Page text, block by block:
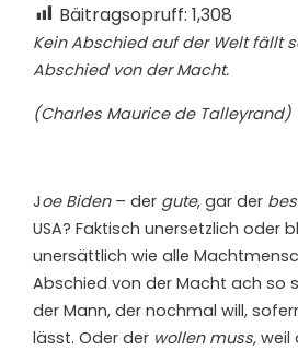
Bäitragsopruff: 1,308
Kein Abschied auf der Welt fällt
Abschied von der Macht.
(Charles Maurice de Talleyrand)
Joe Biden– der gute, gar der
USA? Faktisch unersetzlich oder
unersättlich wie alle
Abschied von der Macht ach so
der Mann, der nochmal will,
lässt. Oder der wollen muss, weil